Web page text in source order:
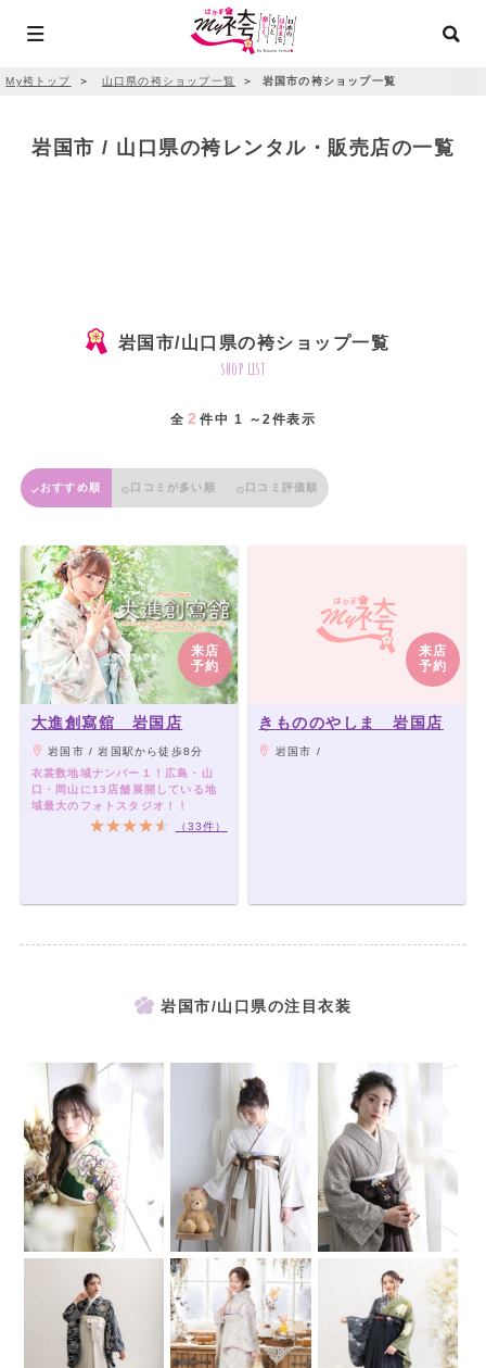
My袴トップ ＞ 山口県の袴ショップ一覧 ＞ 岩国市の袴ショップ一覧
岩国市 / 山口県の袴レンタル・販売店の一覧
岩国市/山口県の袴ショップ一覧
shop list
全 2 件中 1 ～2件表示
おすすめ順 口コミが多い順 口コミ評価順
来店
予約
大進創寫舘 岩国店
岩国市 / 岩国駅から徒歩8分
衣裳数地域ナンバー１！広島・山
口・岡山に13店舗展開している地
域最大のフォトスタジオ！！
（33件）
来店
予約
きもののやしま 岩国店
岩国市 /
岩国市/山口県の注目衣装